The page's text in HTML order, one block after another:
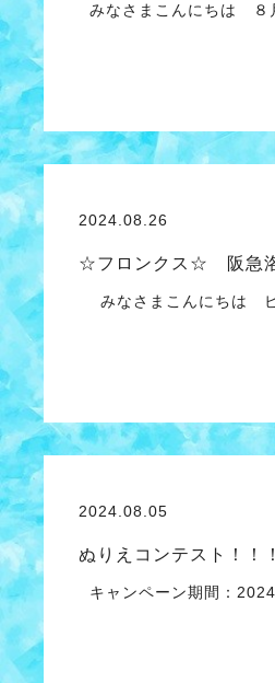
みなさまこんにちは ８
2024.08.26
☆フロンクス☆ 阪急洛
みなさまこんにちは ビ
2024.08.05
ぬりえコンテスト！！！
キャンペーン期間：